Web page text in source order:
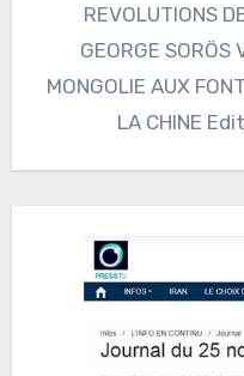
REVOLUTIONS
GEORGE SORÖS
MONGOLIE AUX
LA CHINE